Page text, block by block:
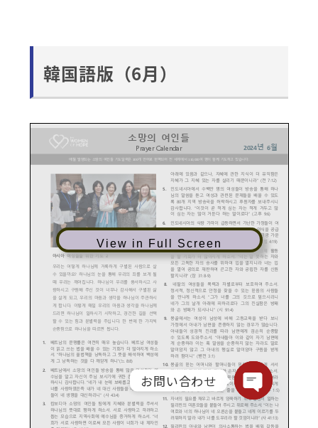
韓国語版（6月）
View in Full Screen
お問い合わせ
Open chaty